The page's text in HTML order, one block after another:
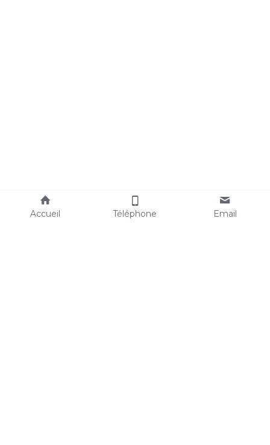
Accueil Téléphone Email